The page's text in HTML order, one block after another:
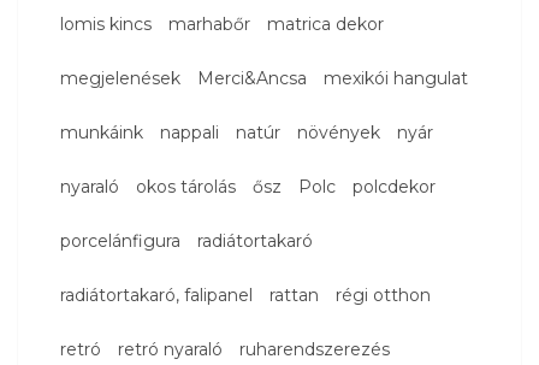
lomis kincs marhabőr matrica dekor
megjelenések Merci&Ancsa mexikói hangulat
munkáink nappali natúr növények nyár
nyaraló okos tárolás ősz Polc polcdekor
porcelánfigura radiátortakaró
radiátortakaró, falipanel rattan régi otthon
retró retró nyaraló ruharendszerezés